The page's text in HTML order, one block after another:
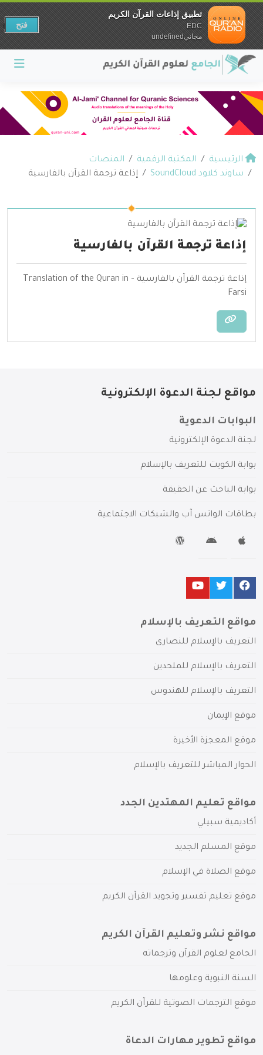
الرئيسية المكتبة الرقمية
المنصات
ساوند كلاود SoundCloud
إذاعة ترجمة القرآن بالفارسية
إذاعة ترجمة القرآن بالفارسية
إذاعة ترجمة القرآن بالفارسية – Translation of the Quran in
Farsi
مواقع لجنة الدعوة الإلكترونية
البوابات الدعوية
لجنة الدعوة الإلكترونية
بوابة الكويت للتعريف بالإسلام
بوابة الباحث عن الحقيقة
بطاقات الواتس آب والشبكات الاجتماعية
مواقع التعريف بالإسلام
التعريف بالإسلام للنصارى
التعريف بالإسلام للملحدين
التعريف بالإسلام للهندوس
موقع الإيمان
موقع المعجزة الأخيرة
الحوار المباشر للتعريف بالإسلام
مواقع تعليم المهتدين الجدد
أكاديمية سبيلي
موقع المسلم الجديد
موقع الصلاة في الإسلام
موقع تعليم تفسير وتجويد القرآن الكريم
مواقع نشر وتعليم القرآن الكريم
الجامع لعلوم القرآن وترجماته
السنة النبوية وعلومها
موقع الترجمات الصوتية للقرآن الكريم
مواقع تطوير مهارات الدعاة
تطبيق إذاعات القرآن الكريم
EDC
مجانيundefined
فتح